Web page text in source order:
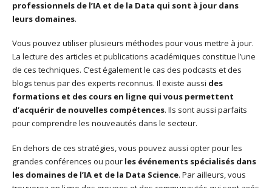
professionnels de l’IA et de la Data qui sont à jour dans
leurs domaines.
Vous pouvez utiliser plusieurs méthodes pour vous mettre à jour.
La lecture des articles et publications académiques constitue l’une
de ces techniques. C’est également le cas des podcasts et des
blogs tenus par des experts reconnus. Il existe aussi des
formations et des cours en ligne qui vous permettent
d’acquérir de nouvelles compétences. Ils sont aussi parfaits
pour comprendre les nouveautés dans le secteur.
En dehors de ces stratégies, vous pouvez aussi opter pour les
grandes conférences ou pour les événements spécialisés dans
les domaines de l’IA et de la Data Science. Par ailleurs, vous